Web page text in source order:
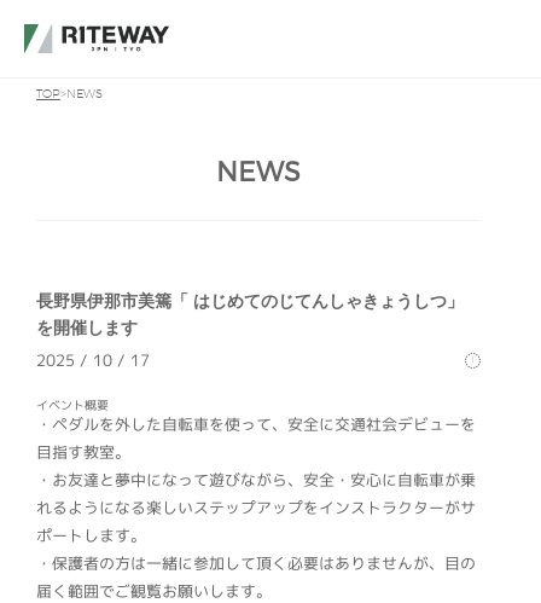
TOP NEWS
NEWS
長野県伊那市美篶「 はじめてのじてんしゃきょうしつ」
を開催します
2025 / 10 / 17
イベント概要
・ペダルを外した自転車を使って、安全に交通社会デビューを
目指す教室。
・お友達と夢中になって遊びながら、安全・安心に自転車が乗
れるようになる楽しいステップアップをインストラクターがサ
ポートします。
・保護者の方は一緒に参加して頂く必要はありませんが、目の
届く範囲でご観覧お願いします。